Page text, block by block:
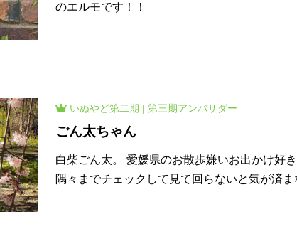
のエルモです！！
いぬやど第二期 | 第三期アンバサダー
ごん太ちゃん
白柴ごん太。 愛媛県のお散歩嫌いお出かけ好
隅々までチェックして見て回らないと気が済